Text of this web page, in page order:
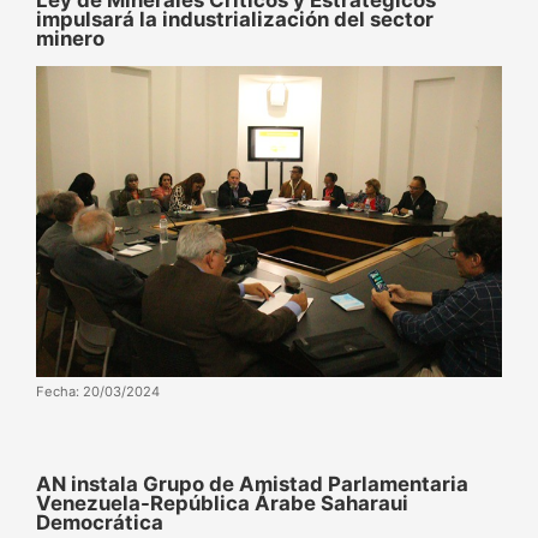
impulsará la industrialización del sector
minero
Fecha: 20/03/2024
AN instala Grupo de Amistad Parlamentaria
Venezuela-República Árabe Saharaui
Democrática